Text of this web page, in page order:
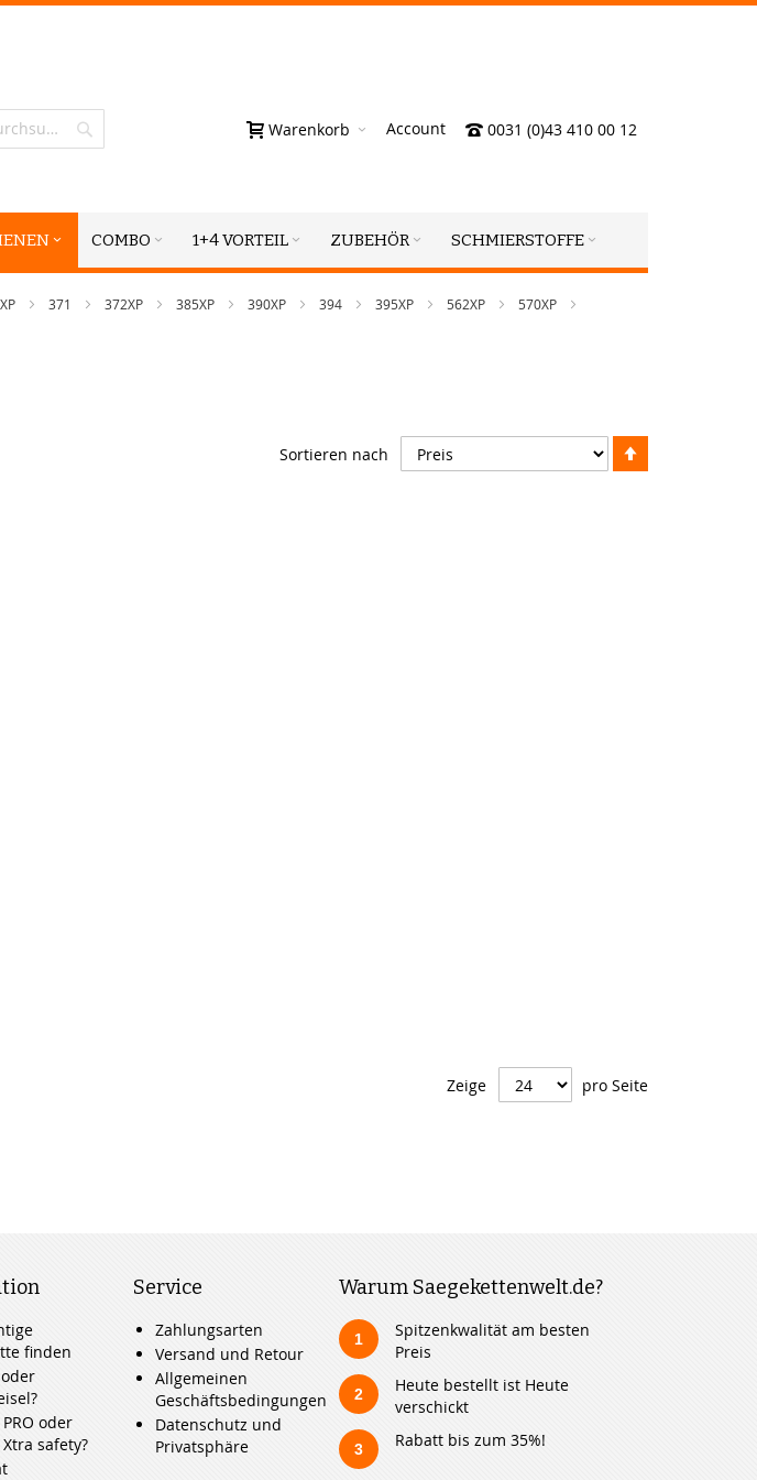
0031 (0)43 410 00 12
Account
Warenkorb
COMBO 1+4 VORTEIL ZUBEHÖR SCHMIERSTOFFE
371 372XP 385XP 390XP 394 395XP 562XP
570XP
Sortieren nach
sortieren
Zeige pro Seite
finden
oder
safety?
Service
Zahlungsarten
Versand und Retour
Allgemeinen
Geschäftsbedingungen
Datenschutz und
Privatsphäre
Warum Saegekettenwelt.de?
1
Spitzenkwalität am besten
Preis
2
Heute bestellt ist Heute
verschickt
3 Rabatt bis zum 35%!